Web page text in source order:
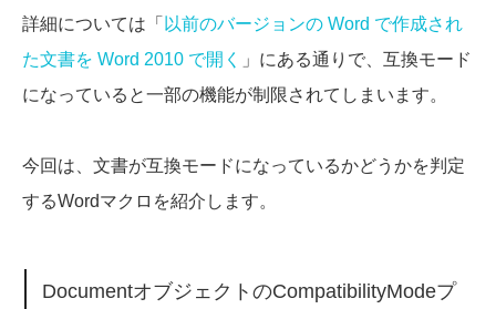
詳細については「 以前のバージョンの Word で作成され
た文書を Word 2010 で開く
」にある通りで、互換モード
になっていると一部の機能が制限されてしまいます。
今回は、文書が互換モードになっているかどうかを判定
するWordマクロを紹介します。
DocumentオブジェクトのCompatibilityModeプ